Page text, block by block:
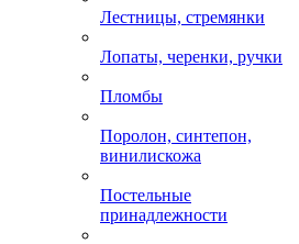
Лестницы, стремянки
Лопаты, черенки, ручки
Пломбы
Поролон, синтепон,
винилискожа
Постельные
принадлежности